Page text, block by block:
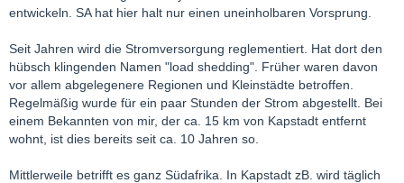
entwickeln. SA hat hier halt nur einen uneinholbaren Vorsprung.
Seit Jahren wird die Stromversorgung reglementiert. Hat dort den
hübsch klingenden Namen "load shedding". Früher waren davon
vor allem abgelegenere Regionen und Kleinstädte betroffen.
Regelmäßig wurde für ein paar Stunden der Strom abgestellt. Bei
einem Bekannten von mir, der ca. 15 km von Kapstadt entfernt
wohnt, ist dies bereits seit ca. 10 Jahren so.
Mittlerweile betrifft es ganz Südafrika. In Kapstadt zB. wird täglich